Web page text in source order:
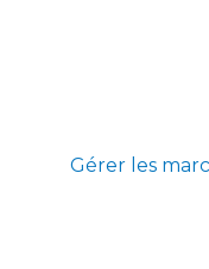
Gérer les